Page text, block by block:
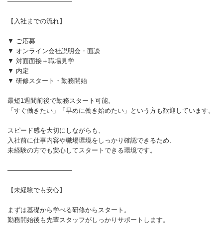
【入社までの流れ】
▼ ご応募
▼ オンライン会社説明会・面談
▼ 対面面接＋職場見学
▼ 内定
▼ 研修スタート・勤務開始
最短1週間前後で勤務スタート可能。
「すぐ働きたい」「早めに働き始めたい」という方も歓迎しています。
スピード感を大切にしながらも、
入社前に仕事内容や職場環境をしっかり確認できるため、
未経験の方でも安心してスタートできる環境です。
――――――――――
【未経験でも安心】
まずは基礎から学べる研修からスタート。
勤務開始後も先輩スタッフがしっかりサポートします。